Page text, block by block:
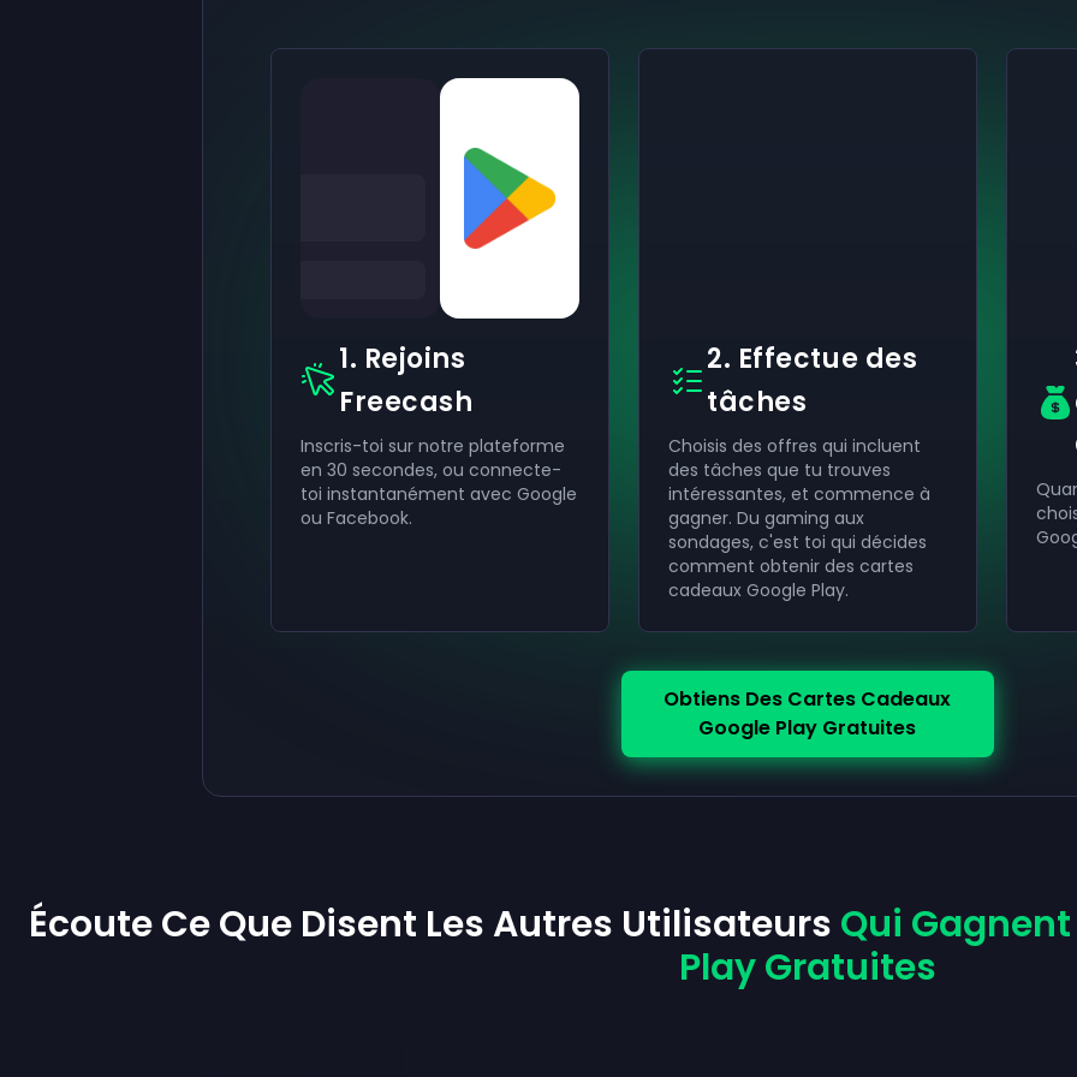
1. Rejoins
Freecash
Inscris-toi sur notre plateforme
en 30 secondes, ou connecte-
toi instantanément avec Google
ou Facebook.
2. Effectue des
tâches
Choisis des offres qui incluent
des tâches que tu trouves
intéressantes, et commence à
gagner. Du gaming aux
sondages, c'est toi qui décides
comment obtenir des cartes
cadeaux Google Play.
Obtiens Des Cartes Cadeaux
Google Play Gratuites
Écoute Ce Que Disent Les Autres Utilisateurs Qui
Play Gratuites